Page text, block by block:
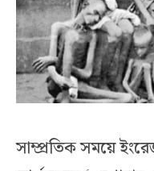
সাম্প্রতিক সময়ে